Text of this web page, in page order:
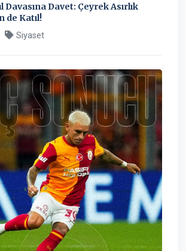
Davasına Davet: Çeyrek Asırlık
de Katıl!
Siyaset